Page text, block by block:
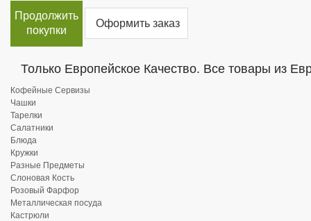
Продолжить
покупки
Оформить заказ
Только Европейское Качество. Все товары из
Кофейные Сервизы
Чашки
Тарелки
Салатники
Блюда
Кружки
Разные Предметы
Слоновая Кость
Розовый Фарфор
Металлическая посуда
Кастрюли